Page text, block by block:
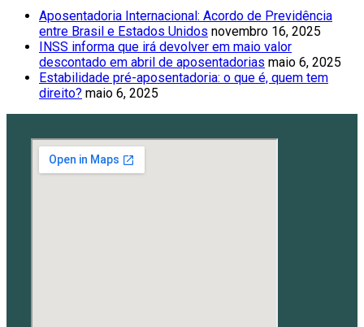
Aposentadoria Internacional: Acordo de Previdência
entre Brasil e Estados Unidos novembro 16, 2025
INSS informa que irá devolver em maio valor
descontado em abril de aposentadorias maio 6, 2025
Estabilidade pré-aposentadoria: o que é, quem tem
direito? maio 6, 2025